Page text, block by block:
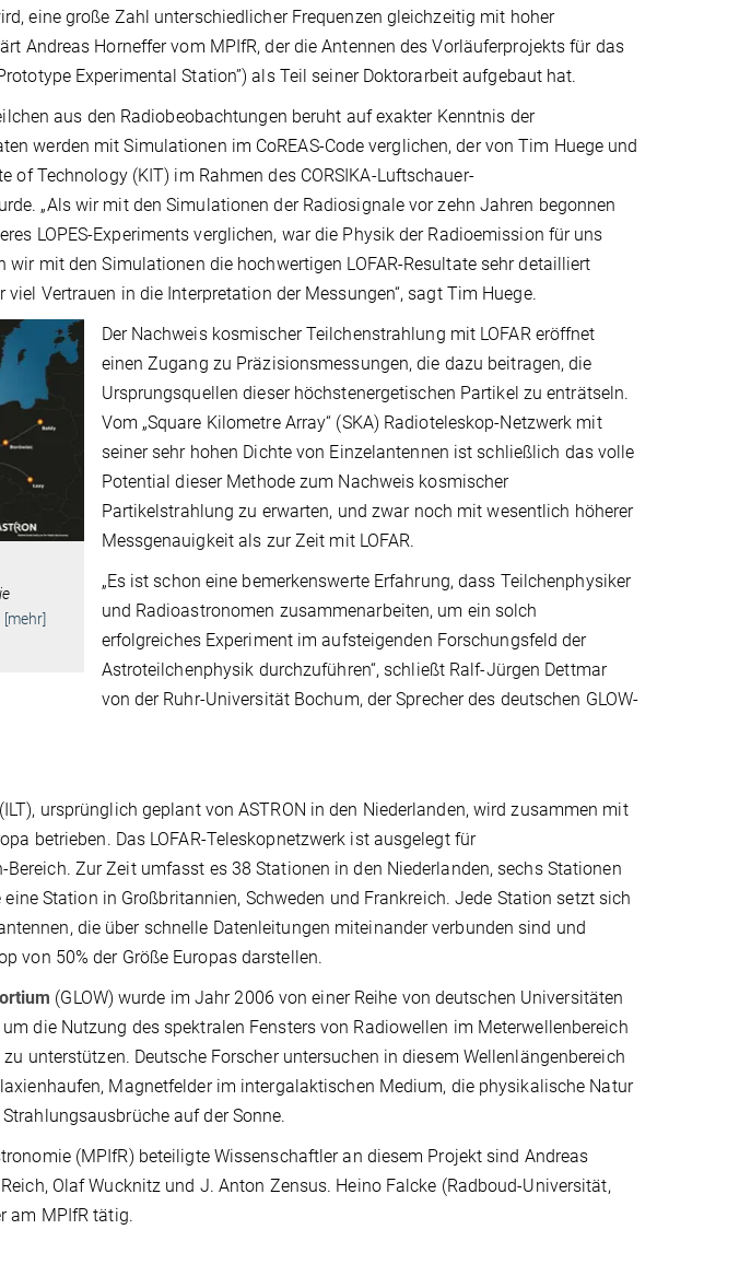
eine große Zahl unterschiedlicher Frequenzen gleichzeitig mit hoher
Andreas Horneffer vom MPIfR, der die Antennen des Vorläuferprojekts für das
Experimental Station”) als Teil seiner Doktorarbeit aufgebaut hat.
aus den Radiobeobachtungen beruht auf exakter Kenntnis der
werden mit Simulationen im CoREAS-Code verglichen, der von Tim Huege und
of Technology (KIT) im Rahmen des CORSIKA-Luftschauer-
„Als wir mit den Simulationen der Radiosignale vor zehn Jahren begonnen
LOPES-Experiments verglichen, war die Physik der Radioemission für uns
wir mit den Simulationen die hochwertigen LOFAR-Resultate sehr detailliert
Vertrauen in die Interpretation der Messungen“, sagt Tim Huege.
[mehr]
Der Nachweis kosmischer Teilchenstrahlung mit LOFAR eröffnet
einen Zugang zu Präzisionsmessungen, die dazu beitragen, die
Ursprungsquellen dieser höchstenergetischen Partikel zu enträtseln.
Vom „Square Kilometre Array“ (SKA) Radioteleskop-Netzwerk mit
seiner sehr hohen Dichte von Einzelantennen ist schließlich das volle
Potential dieser Methode zum Nachweis kosmischer
Partikelstrahlung zu erwarten, und zwar noch mit wesentlich höherer
Messgenauigkeit als zur Zeit mit LOFAR.
„Es ist schon eine bemerkenswerte Erfahrung, dass Teilchenphysiker
und Radioastronomen zusammenarbeiten, um ein solch
erfolgreiches Experiment im aufsteigenden Forschungsfeld der
Astroteilchenphysik durchzuführen“, schließt Ralf-Jürgen Dettmar
von der Ruhr-Universität Bochum, der Sprecher des deutschen GLOW-
ursprünglich geplant von ASTRON in den Niederlanden, wird zusammen mit
betrieben. Das LOFAR-Teleskopnetzwerk ist ausgelegt für
Zur Zeit umfasst es 38 Stationen in den Niederlanden, sechs Stationen
Station in Großbritannien, Schweden und Frankreich. Jede Station setzt sich
die über schnelle Datenleitungen miteinander verbunden sind und
von 50% der Größe Europas darstellen.
(GLOW) wurde im Jahr 2006 von einer Reihe von deutschen Universitäten
die Nutzung des spektralen Fensters von Radiowellen im Meterwellenbereich
unterstützen. Deutsche Forscher untersuchen in diesem Wellenlängenbereich
Magnetfelder im intergalaktischen Medium, die physikalische Natur
auf der Sonne.
(MPIfR) beteiligte Wissenschaftler an diesem Projekt sind Andreas
Olaf Wucknitz und J. Anton Zensus. Heino Falcke (Radboud-Universität,
am MPIfR tätig.